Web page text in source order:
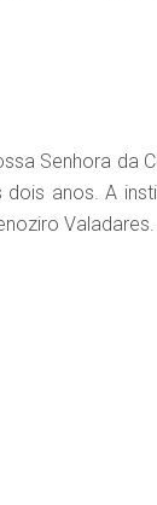
Senhora
anos. A
Valadares.